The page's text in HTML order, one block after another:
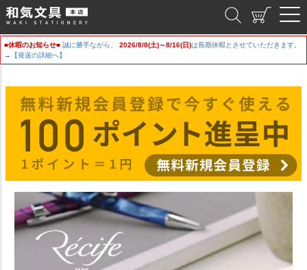
■休暇のお知らせ■ 誠に勝手ながら、 2026/8/8(土)～8/16(日)は長期休暇とさせていただきます。
→【発送の詳細へ】